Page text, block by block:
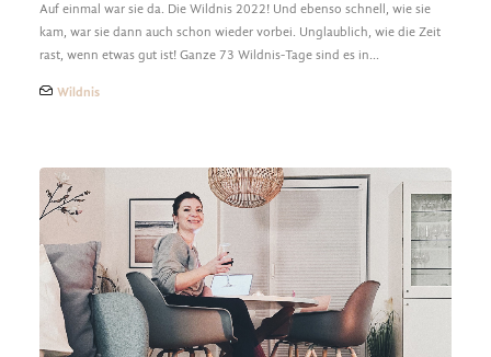
Auf einmal war sie da. Die Wildnis 2022! Und ebenso schnell, wie sie
kam, war sie dann auch schon wieder vorbei. Unglaublich, wie die Zeit
rast, wenn etwas gut ist! Ganze 73 Wildnis-Tage sind es in…
Wildnis